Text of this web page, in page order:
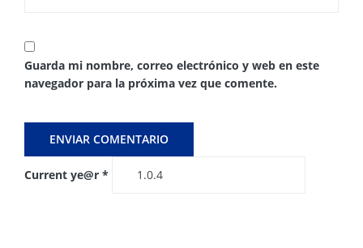
Guarda mi nombre, correo electrónico y web en este
navegador para la próxima vez que comente.
Current ye@r *